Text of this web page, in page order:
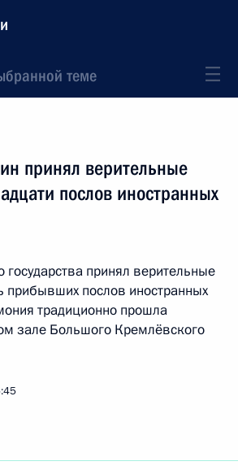
теме
принял верительные
послов иностранных
государства принял верительные
прибывших послов иностранных
традиционно прошла
зале Большого Кремлёвского